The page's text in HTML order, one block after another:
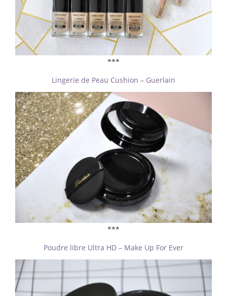
***
Lingerie de Peau Cushion – Guerlain
***
Poudre libre Ultra HD – Make Up For Ever